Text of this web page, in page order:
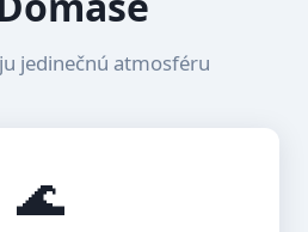
jedinečnú atmosféru
🌊